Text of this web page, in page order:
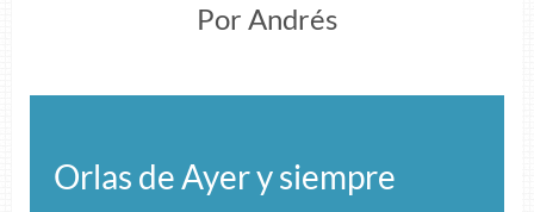
Por Andrés
Orlas de Ayer y siempre